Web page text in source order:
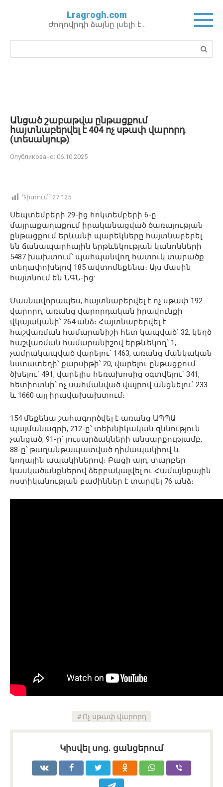
Lragrogh.com
Ժողովրդի ձայնը լսելի է…
Поиск:
Անցած շաբաթվա ընթացքում
հայտնաբերվել է 404 ոչ սթափ վարորդ
(տեսանյութ)
Опубликовано: 06.10.2025
Դիտում ՝ 27 125
Սեպտեմբերի 29-ից հոկտեմբերի 6-ը
մայրաքաղաքում իրականացված ծառայության
ընթացքում Երևանի պարեկները հայտնաբերել
են ճանապարհային երթևեկության կանոնների
5487 խախտում՝ պահպանվող հատուկ տարածք
տեղափոխելով 185 ավտոմեքենա։ Այս մասին
հայտնում են ՆԳՆ-ից:
Մասնավորապես, հայտնաբերվել է ոչ սթափ 192
վարորդ, առանց վարորդական իրավունքի
վկայականի՝ 264 անձ։ Հայտնաբերվել է
հաշվառման համարանիշի հետ կապված՝ 32, կեղծ
հաշվառման համարանիշով երթևեկող՝ 1,
չամրակապված վարելու՝ 1463, առանց մանկական
նստատեղի՝ քարսիթի՝ 20, վարելու ընթացքում
ծխելու՝ 491, վարելիս հեռախոսից օգտվելու՝ 341,
հետիոտնի՝ ոչ սահմանված վայրով անցնելու՝ 233
և 1660 այլ իրավախախտում։
154 մեքենա շահագործվել է առանց ԱՊՊԱ
պայմանագրի, 212-ը՝ տեխնիկական զննություն
չանցած, 91-ը՝ լուսարձակների անսարքությամբ,
88-ը՝ թաղանթապատված դիմապակիով և
կողային ապակիներով։ Բացի այդ, տարբեր
կասկածանքներով ձերբակալվել ու Համայնքային
ոստիկանության բաժիններ է տարվել 76 անձ։
Ոչ սթափ վարորդ
Կիսվել սոց․ ցանցերում